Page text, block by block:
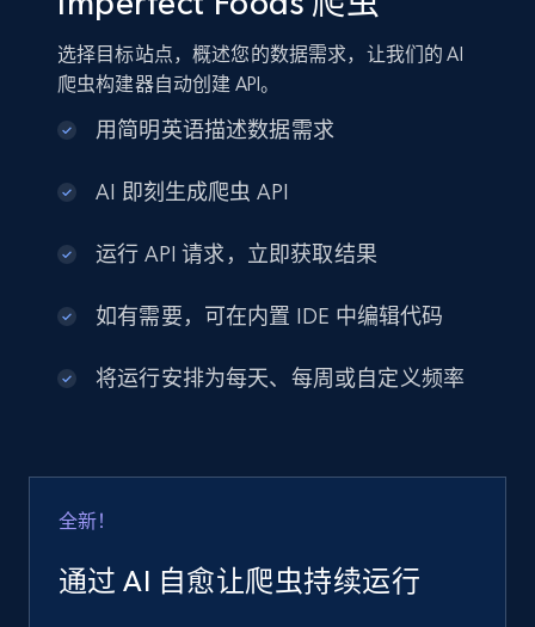
选择目标站点，概述您的数据需求，让我们的 AI
爬虫构建器自动创建 API。
用简明英语描述数据需求
AI 即刻生成爬虫 API
运行 API 请求，立即获取结果
如有需要，可在内置 IDE 中编辑代码
将运行安排为每天、每周或自定义频率
全新！
通过 AI 自愈让爬虫持续运行